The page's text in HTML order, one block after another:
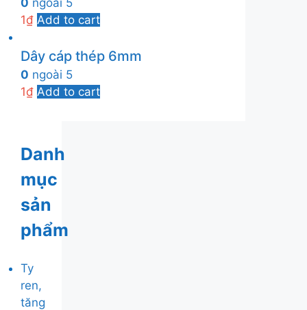
0 ngoài 5
1₫ Add to cart
Dây cáp thép 6mm
0 ngoài 5
1₫ Add to cart
Danh
mục
sản
phẩm
Ty
ren,
tăng